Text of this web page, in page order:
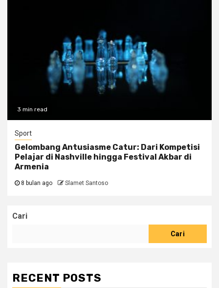
3 min read
Sport
Gelombang Antusiasme Catur: Dari Kompetisi
Pelajar di Nashville hingga Festival Akbar di
Armenia
8 bulan ago Slamet Santoso
Cari
Cari
RECENT POSTS